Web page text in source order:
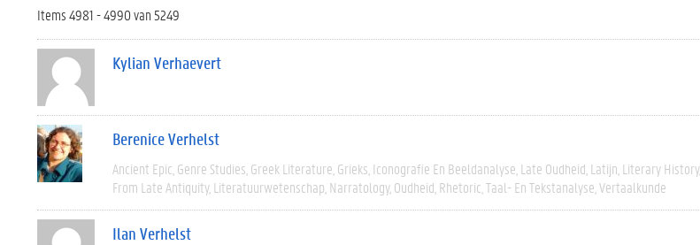
Items 4981 - 4990 van 5249
Kylian Verhaevert
Berenice Verhelst
Ancient Epic Genre Studies Greek Literature Grieks Iconografie En Beeldanalyse Late Oudheid Latijn Literary History
From Late Antiquity Literatuurwetenschap Narratology Oudheid Rhetoric Taal- En Tekstanalyse Vertaalkunde
Ilan Verhelst